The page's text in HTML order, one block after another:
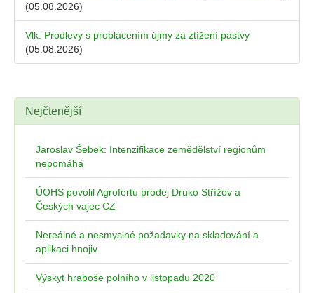
(05.08.2026)
Vlk: Prodlevy s proplácením újmy za ztížení pastvy
(05.08.2026)
Nejčtenější
Jaroslav Šebek: Intenzifikace zemědělství regionům
nepomáhá
ÚOHS povolil Agrofertu prodej Druko Střížov a
Českých vajec CZ
Nereálné a nesmyslné požadavky na skladování a
aplikaci hnojiv
Výskyt hraboše polního v listopadu 2020